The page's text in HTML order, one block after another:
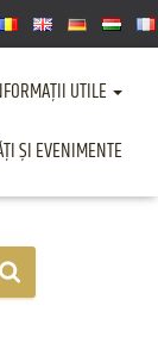
UTILE
ȘI EVENIMENTE